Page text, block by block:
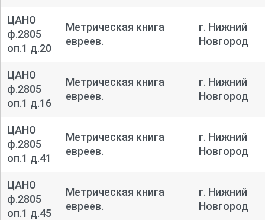
ЦАНО
ф.2805
оп.1 д.20
Метрическая книга
евреев.
г. Нижний
Новгород
ЦАНО
ф.2805
оп.1 д.16
Метрическая книга
евреев.
г. Нижний
Новгород
ЦАНО
ф.2805
оп.1 д.41
Метрическая книга
евреев.
г. Нижний
Новгород
ЦАНО
ф.2805
оп.1 д.45
Метрическая книга
евреев.
г. Нижний
Новгород